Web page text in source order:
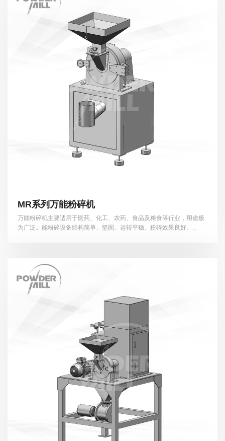
MR系列万能粉碎机
万能粉碎机主要适用于医药、化工、农药、食品及粮食等行业，用途极
为广泛。能粉碎设备结构简单、坚固、运转平稳、粉碎效果良好。...